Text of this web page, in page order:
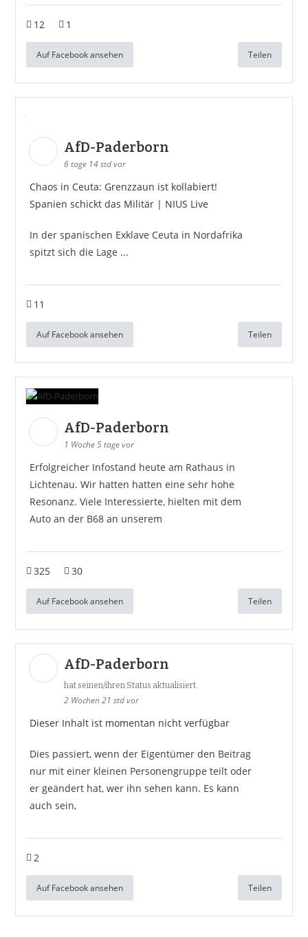
12 1
Auf Facebook ansehen Teilen
AfD-Paderborn
6 tage 14 std vor
Chaos in Ceuta: Grenzzaun ist kollabiert!
Spanien schickt das Militär | NIUS Live
In der spanischen Exklave Ceuta in Nordafrika
spitzt sich die Lage ...
11
Auf Facebook ansehen Teilen
AfD-Paderborn
1 Woche 5 tage vor
Erfolgreicher Infostand heute am Rathaus in
Lichtenau. Wir hatten hatten eine sehr hohe
Resonanz. Viele Interessierte, hielten mit dem
Auto an der B68 an unserem
325 30
Auf Facebook ansehen Teilen
AfD-Paderborn
hat seinen/ihren Status aktualisiert.
2 Wochen 21 std vor
Dieser Inhalt ist momentan nicht verfügbar
Dies passiert, wenn der Eigentümer den Beitrag
nur mit einer kleinen Personengruppe teilt oder
er geändert hat, wer ihn sehen kann. Es kann
auch sein,
2
Auf Facebook ansehen Teilen